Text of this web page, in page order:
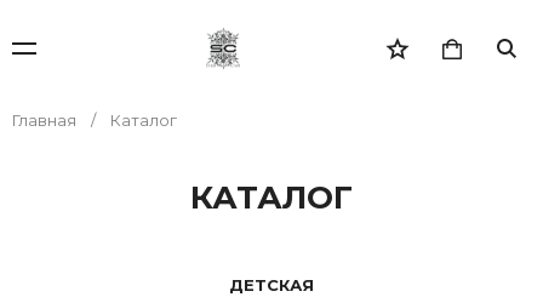
Главная Каталог
КАТАЛОГ
ДЕТСКАЯ